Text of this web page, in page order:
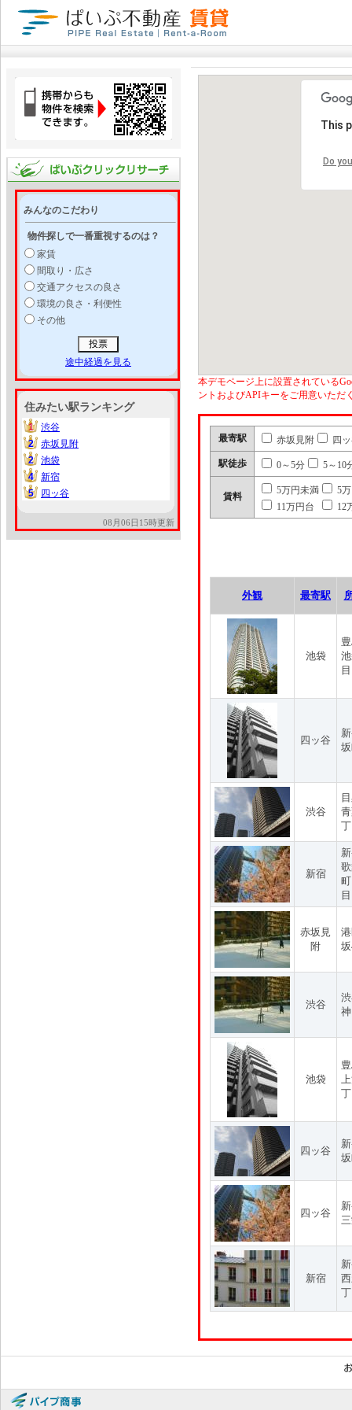
みんなのこだわり
物件探しで一番重視するのは？
家賃
間取り・広さ
交通アクセスの良さ
環境の良さ・利便性
その他
途中経過を見る
住みたい駅ランキング
1
1
渋谷
2
2
赤坂見附
2
2
池袋
4
4
新宿
5
5 四ッ谷
08月06日15時更新
This
Do
本デモページ上に設置されている
ントおよびAPIキーをご用意いただ
最寄駅 赤坂見附 四
駅徒歩 0～5分 5～10
賃料
5万円未満
5
11万円台
12
外観 最寄駅
池袋
目
四ッ谷
渋谷
新宿
目
赤坂見
附
渋谷
池袋
四ッ谷
四ッ谷
新宿